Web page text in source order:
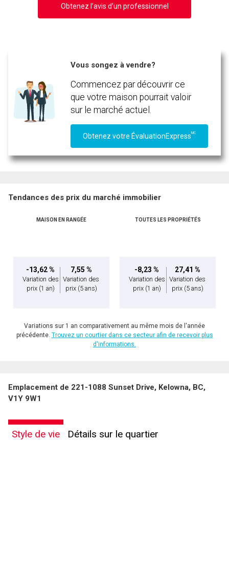
vous nous fournissez l'autorisation écrite de communiquer avec vous.
Obtenez l’avis d’un professionnel
Vous songez à vendre?
Commencez par découvrir ce
que votre maison pourrait valoir
sur le marché actuel.
Obtenez votre ÉvaluationExpressMC
Tendances des prix du marché immobilier
MAISON EN RANGÉE
-13,62 %
Variation des
prix (1 an)
7,55 %
Variation des
prix (5 ans)
TOUTES LES PROPRIÉTÉS
-8,23 %
Variation des
prix (1 an)
27,41 %
Variation des
prix (5 ans)
Variations sur 1 an comparativement au même mois de l'année
précédente. Trouvez un courtier dans ce secteur afin de recevoir plus
d'informations.
Emplacement de 221-1088 Sunset Drive, Kelowna, BC,
V1Y 9W1
Style de vie Détails sur le quartier